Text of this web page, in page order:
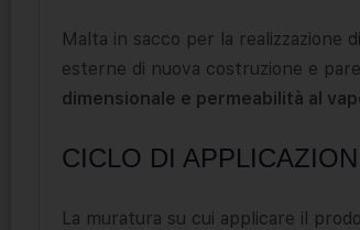
Malta in sacco per la
esterne di nuova costruzione e
dimensionale e permeabilità al
CICLO DI
La muratura su cui applicare il